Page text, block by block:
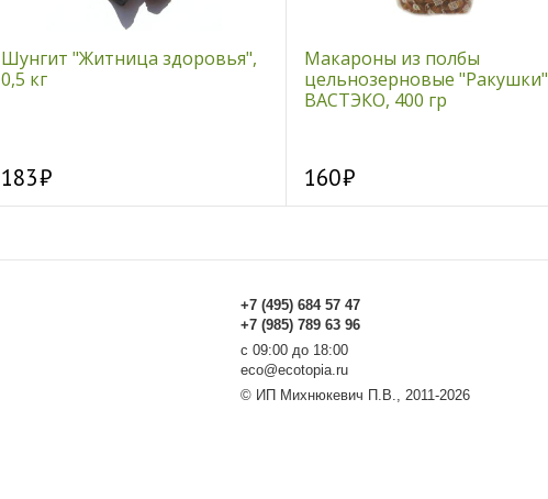
Шунгит "Житница здоровья",
0,5 кг
183
Макароны из полбы
цельнозерновые "Ракушки"
ВАСТЭКО, 400 гр
160
+7 (495) 684 57 47
+7 (985) 789 63 96
с 09:00 до 18:00
eco@ecotopia.ru
© ИП Михнюкевич П.В., 2011-2026